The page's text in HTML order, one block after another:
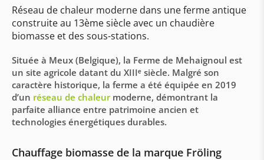
Réseau de chaleur moderne dans une ferme antique
construite au 13ème siècle avec un chaudière
biomasse et des sous-stations.
Située à Meux (Belgique), la Ferme de Mehaignoul est
un site agricole datant du XIIIᵉ siècle. Malgré son
caractère historique, la ferme a été équipée en 2019
d’un réseau de chaleurmoderne, démontrant la
parfaite alliance entre patrimoine ancien et
technologies énergétiques durables.
Chauffage biomasse de la marque Fröling